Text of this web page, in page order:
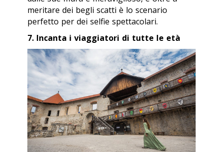
meritare dei begli scatti è lo scenario
perfetto per dei selfie spettacolari.
7. Incanta i viaggiatori di tutte le età